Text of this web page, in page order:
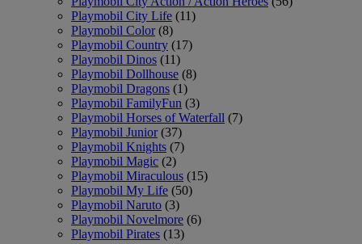
Playmobil City Life (11)
Playmobil Color (8)
Playmobil Country (17)
Playmobil Dinos (11)
Playmobil Dollhouse (8)
Playmobil Dragons (1)
Playmobil FamilyFun (3)
Playmobil Horses of Waterfall (7)
Playmobil Junior (37)
Playmobil Knights (7)
Playmobil Magic (2)
Playmobil Miraculous (15)
Playmobil My Life (50)
Playmobil Naruto (3)
Playmobil Novelmore (6)
Playmobil Pirates (13)